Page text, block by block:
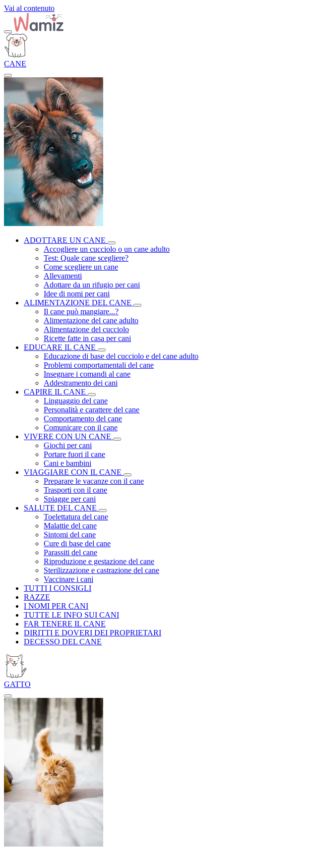
Vai al contenuto
CANE
ADOTTARE UN CANE
Accogliere un cucciolo o un cane adulto
Test: Quale cane scegliere?
Come scegliere un cane
Allevamenti
Adottare da un rifugio per cani
Idee di nomi per cani
ALIMENTAZIONE DEL CANE
Il cane può mangiare...?
Alimentazione del cane adulto
Alimentazione del cucciolo
Ricette fatte in casa per cani
EDUCARE IL CANE
Educazione di base del cucciolo e del cane adulto
Problemi comportamentali del cane
Insegnare i comandi al cane
Addestramento dei cani
CAPIRE IL CANE
Linguaggio del cane
Personalità e carattere del cane
Comportamento del cane
Comunicare con il cane
VIVERE CON UN CANE
Giochi per cani
Portare fuori il cane
Cani e bambini
VIAGGIARE CON IL CANE
Preparare le vacanze con il cane
Trasporti con il cane
Spiagge per cani
SALUTE DEL CANE
Toelettatura del cane
Malattie del cane
Sintomi del cane
Cure di base del cane
Parassiti del cane
Riproduzione e gestazione del cane
Sterilizzazione e castrazione del cane
Vaccinare i cani
TUTTI I CONSIGLI
RAZZE
I NOMI PER CANI
TUTTE LE INFO SUI CANI
FAR TENERE IL CANE
DIRITTI E DOVERI DEI PROPRIETARI
DECESSO DEL CANE
GATTO